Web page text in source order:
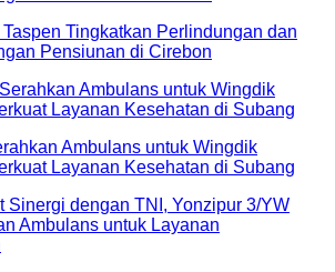
Tingkatkan Perlindungan dan
Pensiunan di Cirebon
Ambulans untuk Wingdik
Layanan Kesehatan di Subang